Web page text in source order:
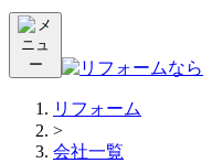
リフォーム
>
会社一覧